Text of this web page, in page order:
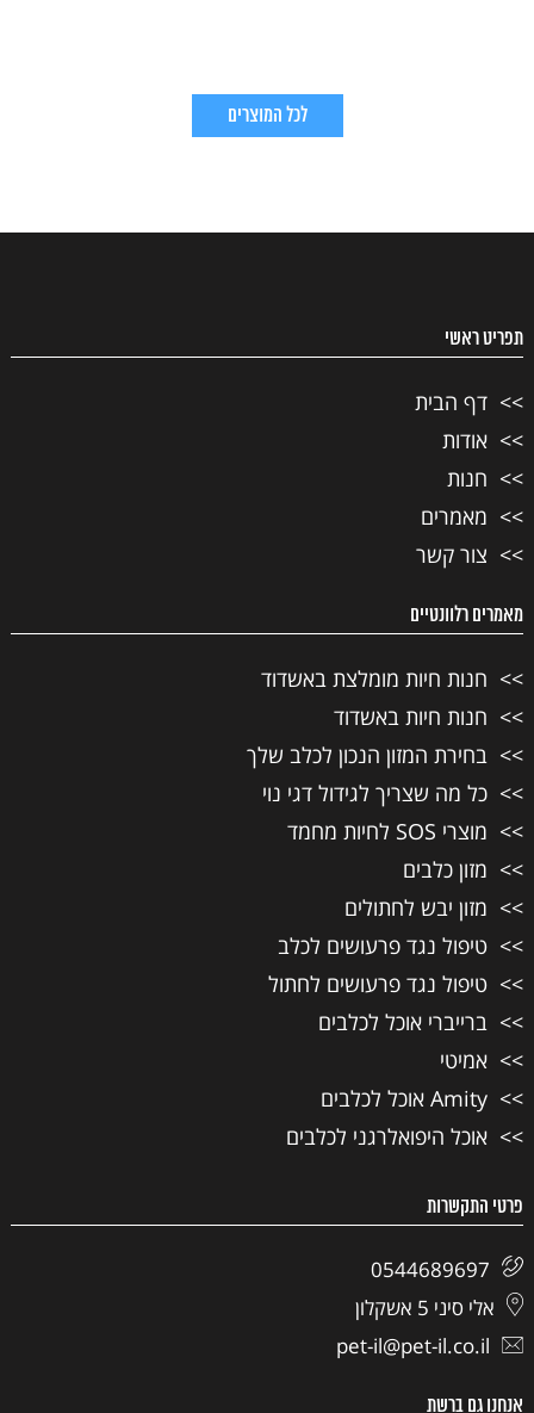
לכל המוצרים
תפריט ראשי
דף הבית
אודות
חנות
מאמרים
צור קשר
מאמרים רלוונטיים
חנות חיות מומלצת באשדוד
חנות חיות באשדוד
בחירת המזון הנכון לכלב שלך
כל מה שצריך לגידול דגי נוי
מוצרי SOS לחיות מחמד
מזון כלבים
מזון יבש לחתולים
טיפול נגד פרעושים לכלב
טיפול נגד פרעושים לחתול
ברייברי אוכל לכלבים
אמיטי
Amity אוכל לכלבים
אוכל היפואלרגני לכלבים
פרטי התקשרות
0544689697
אלי סיני 5 אשקלון
pet-il@pet-il.co.il
אנחנו גם ברשת